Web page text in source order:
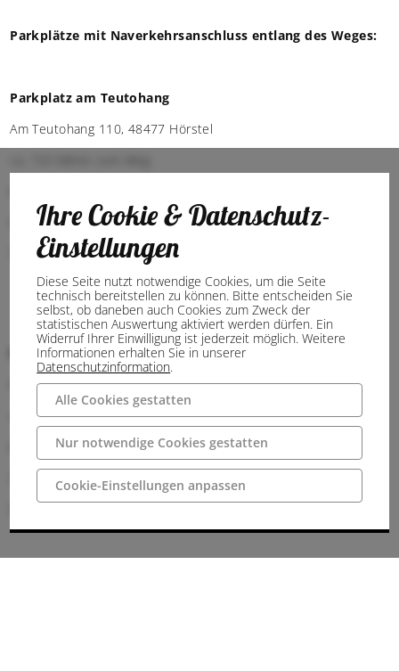
Parkplätze mit Naverkehrsanschluss entlang des Weges:
Parkplatz am Teutohang
Am Teutohang 110, 48477 Hörstel
Rufbus T60 Hörstel - Bevergern
0251-14480444Anmeld. 30 Min. vor Abfahrt
Parkplatz Dörenther Klippen
Münsterstraße 420, 49479 Ibbenbüren
ca. 100 m zum Weg
Bushaltestelle Dörenther Berg
S50 Busbahnhof Ibbenbüren - Münster
Ihre Cookie & Datenschutz-
Einstellungen
Diese Seite nutzt notwendige Cookies, um die Seite
technisch bereitstellen zu können. Bitte entscheiden Sie
selbst, ob daneben auch Cookies zum Zweck der
statistischen Auswertung aktiviert werden dürfen. Ein
Widerruf Ihrer Einwilligung ist jederzeit möglich. Weitere
Informationen erhalten Sie in unserer
Datenschutzinformation.
Alle Cookies gestatten
Nur notwendige Cookies gestatten
Cookie-Einstellungen anpassen